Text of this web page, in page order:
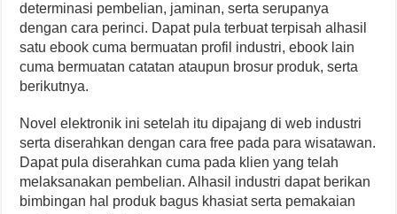
determinasi pembelian, jaminan, serta serupanya
dengan cara perinci. Dapat pula terbuat terpisah alhasil
satu ebook cuma bermuatan profil industri, ebook lain
cuma bermuatan catatan ataupun brosur produk, serta
berikutnya.
Novel elektronik ini setelah itu dipajang di web industri
serta diserahkan dengan cara free pada para wisatawan.
Dapat pula diserahkan cuma pada klien yang telah
melaksanakan pembelian. Alhasil industri dapat berikan
bimbingan hal produk bagus khasiat serta pemakaian